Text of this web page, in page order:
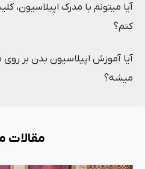
آیا میتونم با مدرک
کنم؟
آیا آموزش اپیلاسیون بدن بر
میشه؟
مقالات